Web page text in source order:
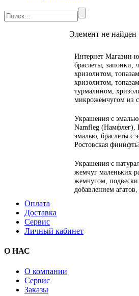
Элемент не найден
Интернет Магазин
браслеты, запонки,
хризолитом,
хризолитом,
турмалином,
микрожемчугом из
Украшения с эмалью
Namfleg (Намфлег),
эмалью, браслеты с
Ростовская
Украшения с
жемчуг маленьких
жемчугом, подвески
добавлением
Оплата
Доставка
Сервис
Личный кабинет
О НАС
О компании
Сервис
Заказы